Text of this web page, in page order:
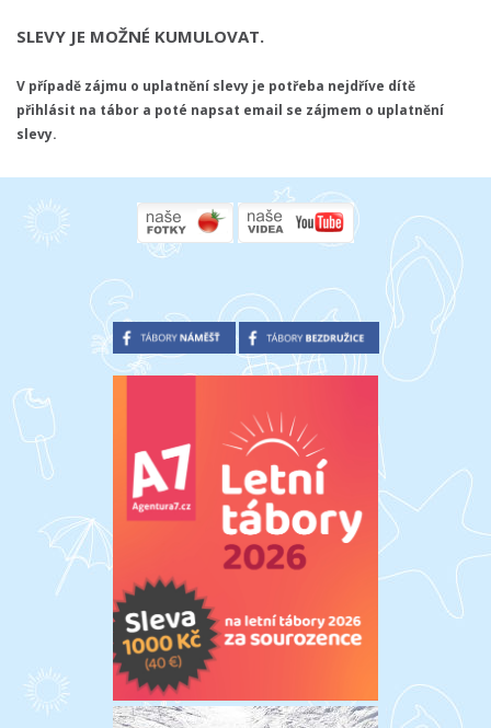
SLEVY JE MOŽNÉ KUMULOVAT.
V případě zájmu o uplatnění slevy je potřeba nejdříve dítě
přihlásit na tábor a poté napsat email se zájmem o uplatnění
slevy.